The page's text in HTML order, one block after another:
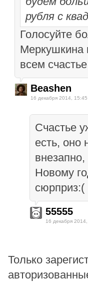
рубля с
Голосуйте
всем
Beashen
16 декабря 2014, 15:45
Счастье
есть, оно
Новому
сюрприз:(
55555
16 декабря
Только